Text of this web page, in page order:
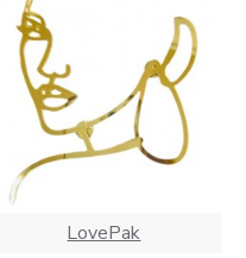
LovePak